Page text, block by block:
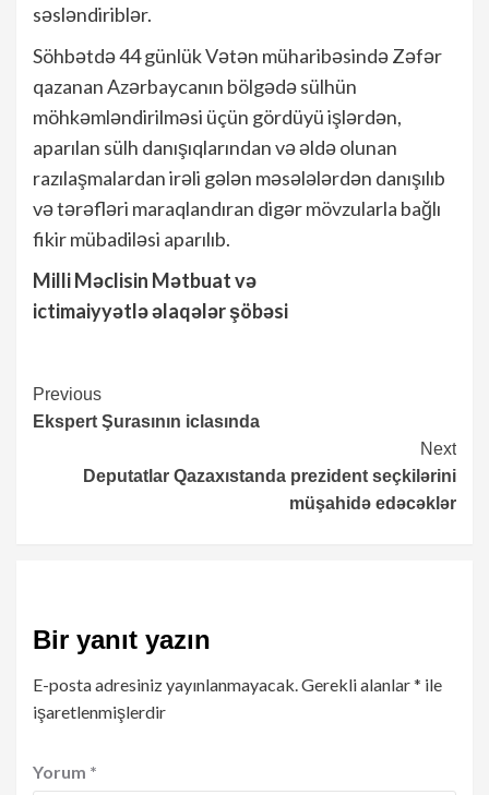
səsləndiriblər.
Söhbətdə 44 günlük Vətən müharibəsində Zəfər
qazanan Azərbaycanın bölgədə sülhün
möhkəmləndirilməsi üçün gördüyü işlərdən,
aparılan sülh danışıqlarından və əldə olunan
razılaşmalardan irəli gələn məsələlərdən danışılıb
və tərəfləri maraqlandıran digər mövzularla bağlı
fikir mübadiləsi aparılıb.
Milli Məclisin Mətbuat və
ictimaiyyətlə əlaqələr şöbəsi
Continue
Reading
Previous
Ekspert Şurasının iclasında
Next
Deputatlar Qazaxıstanda prezident seçkilərini
müşahidə edəcəklər
Bir yanıt yazın
E-posta adresiniz yayınlanmayacak.Gerekli alanlar* ile
işaretlenmişlerdir
Yorum *